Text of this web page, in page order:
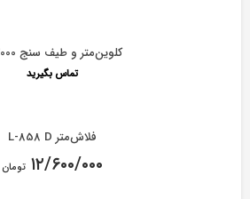
کلوین‌‌متر و طیف سنج C-7000
تماس بگیرید
فلاش‌متر L-858 D
۱۲/۶۰۰/۰۰۰ تومان